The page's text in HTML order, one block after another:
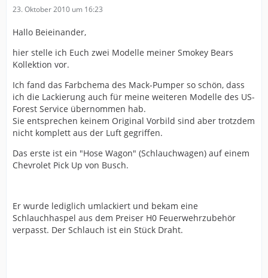
23. Oktober 2010 um 16:23
Hallo Beieinander,
hier stelle ich Euch zwei Modelle meiner Smokey Bears
Kollektion vor.
Ich fand das Farbchema des Mack-Pumper so schön, dass
ich die Lackierung auch für meine weiteren Modelle des US-
Forest Service übernommen hab.
Sie entsprechen keinem Original Vorbild sind aber trotzdem
nicht komplett aus der Luft gegriffen.
Das erste ist ein "Hose Wagon" (Schlauchwagen) auf einem
Chevrolet Pick Up von Busch.
Er wurde lediglich umlackiert und bekam eine
Schlauchhaspel aus dem Preiser H0 Feuerwehrzubehör
verpasst. Der Schlauch ist ein Stück Draht.